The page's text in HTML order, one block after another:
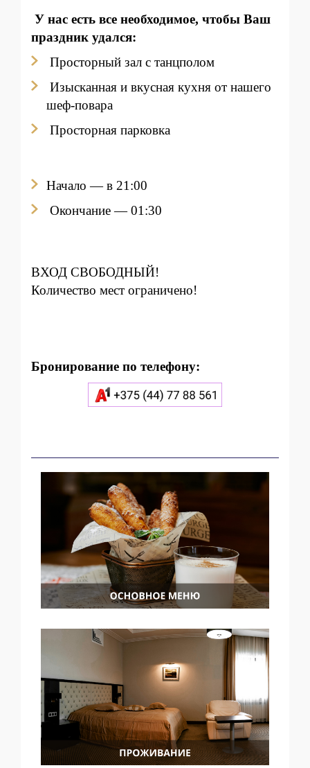
У нас есть все необходимое, чтобы Ваш
праздник удался:
Просторный зал с танцполом
Изысканная и вкусная кухня от нашего
шеф-повара
Просторная парковка
Начало — в 21:00
Окончание — 01:30
ВХОД СВОБОДНЫЙ!
Количество мест ограничено!
Бронирование по телефону: